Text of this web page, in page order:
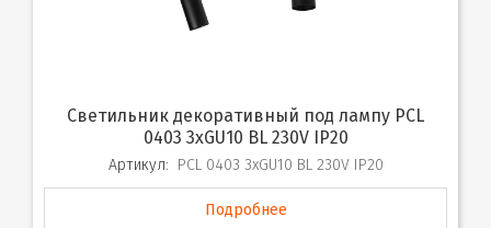
Светильник декоративный под лампу PCL
0403 3xGU10 BL 230V IP20
Артикул: PCL 0403 3xGU10 BL 230V IP20
Подробнее